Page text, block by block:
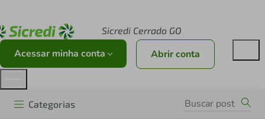
Sicredi Cerrado GO
Acessar minha conta Abrir conta
Categorias